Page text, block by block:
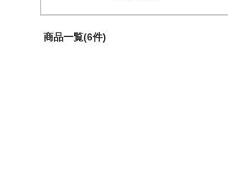
商品一覧(6件)